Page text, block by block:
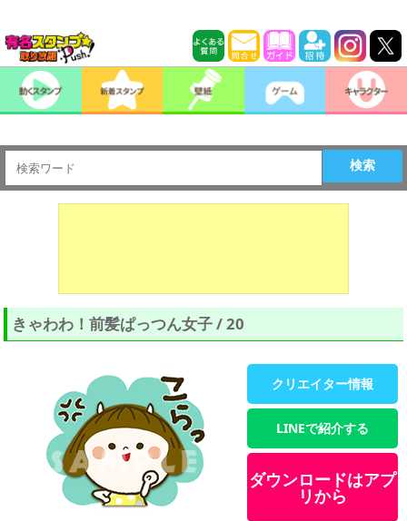
検索
きゃわわ！前髪ぱっつん女子 / 20
クリエイター情報
LINEで紹介する
ダウンロードはアプ
リから